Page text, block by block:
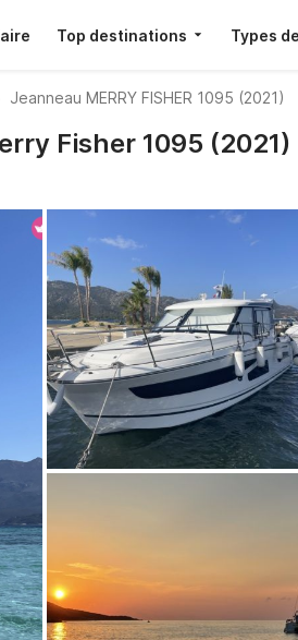
Top destinations Types
Jeanneau MERRY FISHER 1095 (2021)
Fisher 1095 (2021)